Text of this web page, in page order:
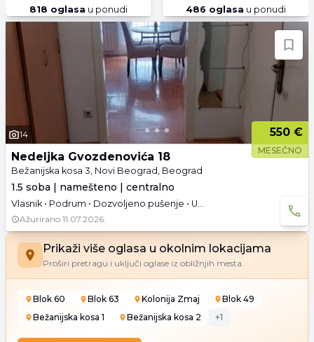
818 oglasa u ponudi 486 oglasa u ponudi
14 550 €
MESEČNO
Nedeljka Gvozdenovića 18
Bežanijska kosa 3, Novi Beograd, Beograd
1.5 soba | namešteno | centralno
Vlasnik • Podrum • Dozvoljeno pušenje • Useljivo
Ažurirano 11.07.2026.
Prikaži više oglasa u okolnim lokacijama
Proširi pretragu i uključi oglase iz obližnjih mesta.
Blok 60 Blok 63 Kolonija Zmaj
Blok 49
Bežanijska kosa 1
Bežanijska kosa 2 +1